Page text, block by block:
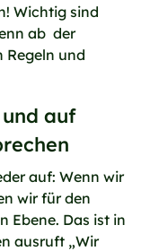
Wichtig sind
ab der
Regeln und
auf
auf: Wenn wir
wir für den
Ebene. Das ist in
ausruft „Wir